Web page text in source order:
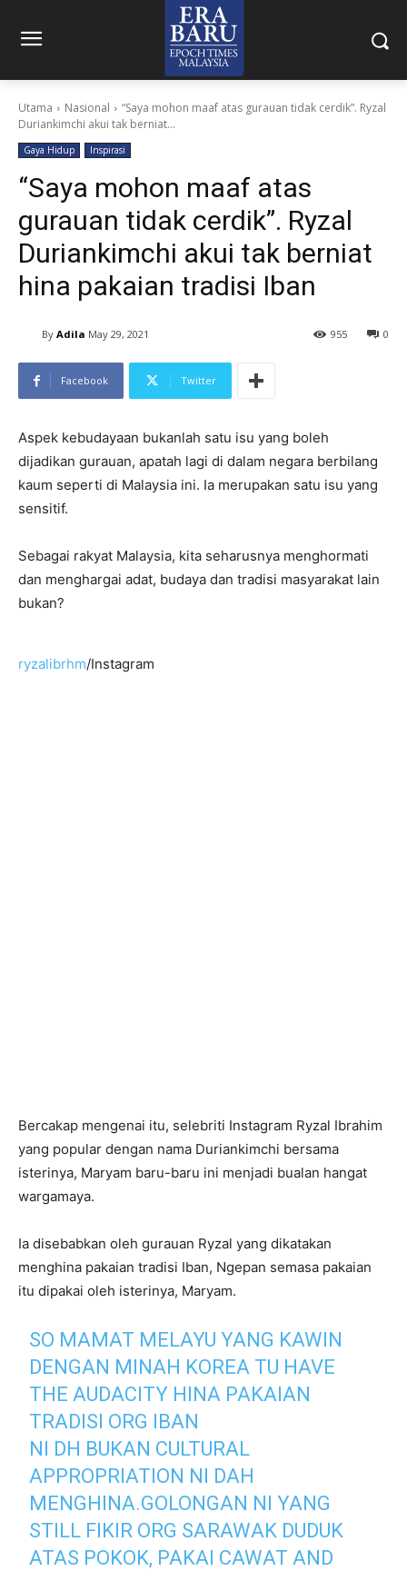
Utama Nasional
“Saya mohon maaf atas gurauan tidak cerdik”. Ryzal
Duriankimchi akui tak berniat...
Gaya Hidup Inspirasi
“Saya mohon maaf atas
gurauan tidak cerdik”. Ryzal
Duriankimchi akui tak berniat
hina pakaian tradisi Iban
By Adila May 29, 2021 0
955
Facebook Twitter
Aspek kebudayaan bukanlah satu isu yang boleh
dijadikan gurauan, apatah lagi di dalam negara berbilang
kaum seperti di Malaysia ini. Ia merupakan satu isu yang
sensitif.
Sebagai rakyat Malaysia, kita seharusnya menghormati
dan menghargai adat, budaya dan tradisi masyarakat lain
bukan?
ryzalibrhm/Instagram
Bercakap mengenai itu, selebriti Instagram Ryzal Ibrahim
yang popular dengan nama Duriankimchi bersama
isterinya, Maryam baru-baru ini menjadi bualan hangat
wargamaya.
Ia disebabkan oleh gurauan Ryzal yang dikatakan
menghina pakaian tradisi Iban, Ngepan semasa pakaian
itu dipakai oleh isterinya, Maryam.
SO MAMAT MELAYU YANG KAWIN
DENGAN MINAH KOREA TU HAVE
THE AUDACITY HINA PAKAIAN
TRADISI ORG IBAN
NI DH BUKAN CULTURAL
APPROPRIATION NI DAH
MENGHINA.GOLONGAN NI YANG
STILL FIKIR ORG SARAWAK DUDUK
ATAS POKOK, PAKAI CAWAT AND